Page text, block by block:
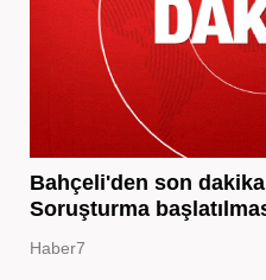
Bahçeli'den son
Soruşturma
Haber7